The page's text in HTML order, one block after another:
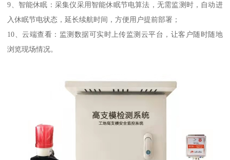
9、智能休眠：采集仪采用智能休眠节电算法，无需监测时，自动进
入休眠节电状态，延长续航时间，方便用户提前部署；
10、云端查看：监测数据可实时上传监测云平台，让客户随时随地
浏览现场情况。